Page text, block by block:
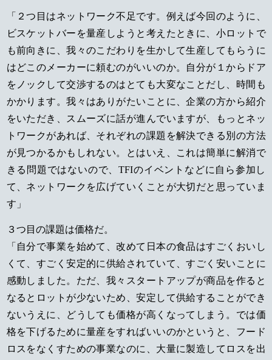
「２つ目はネットワーク不足です。例えば今回のように、
ビスケットバーを量産しようと考えたときに、小ロットで
も前向きに、我々のこだわりを生かして生産してもらうに
はどこのメーカーに頼むのがいいのか。自分が１からドア
をノックして交渉するのはとても大変なことだし、時間も
かかります。我々はありがたいことに、企業の方から紹介
をいただき、スムーズに話が進んでいますが、もっとネッ
トワークがあれば、それぞれの課題を解決できる別の方法
が見つかるかもしれない。とはいえ、これは簡単に解消で
きる問題ではないので、TFIのイベントなどに自ら参加し
て、ネットワークを広げていくことが大切だと思っていま
す」
３つ目の課題は価格だ。
「自分で事業を始めて、改めて日本の食品はすごくおいし
くて、すごく安定的に供給されていて、すごく安いことに
感動しました。ただ、我々スタートアップが商品を作ると
なるとロットが少ないため、安定して供給することができ
ないうえに、どうしても価格が高くなってしまう。では価
格を下げるために量産をすればいいのかというと、フード
ロスをなくすための事業なのに、大量に製造してロスを出